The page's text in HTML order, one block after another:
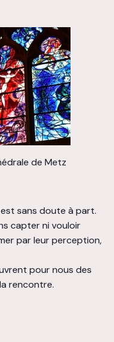
de Metz
sans doute à part.
capter ni vouloir
par leur perception,
pour nous des
rencontre.